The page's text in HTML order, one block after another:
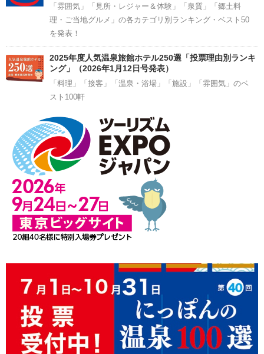
「雰囲気」「見所・レジャー＆体験」「泉質」「郷土料
理・ご当地グルメ」の各カテゴリ別ランキング・ベスト50
を発表！
2025年度人気温泉旅館ホテル250選「投票理由別ランキ
ング」（2026年1月12日号発表）
「料理」「接客」「温泉・浴場」「施設」「雰囲気」のベ
スト100軒